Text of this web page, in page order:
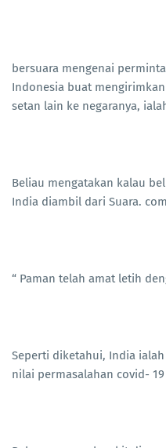
bersuara mengenai
Indonesia buat
setan lain ke negaranya,
Beliau mengatakan kalau
India diambil dari Suara.
“ Paman telah amat letih
Seperti diketahui, India
nilai permasalahan covid-